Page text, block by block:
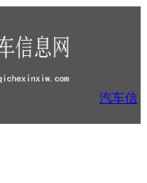
汽车信